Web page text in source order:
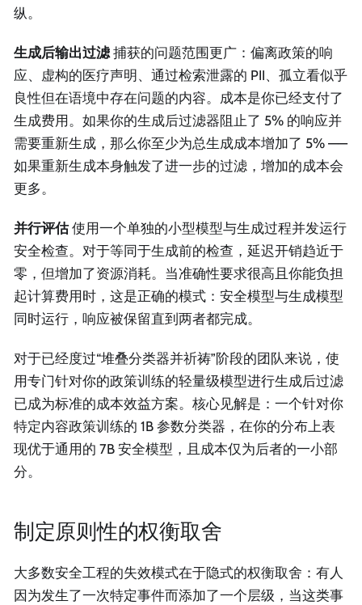
纵。
生成后输出过滤 捕获的问题范围更广：偏离政策的响
应、虚构的医疗声明、通过检索泄露的 PII、孤立看似乎
良性但在语境中存在问题的内容。成本是你已经支付了
生成费用。如果你的生成后过滤器阻止了 5% 的响应并
需要重新生成，那么你至少为总生成成本增加了 5% ——
如果重新生成本身触发了进一步的过滤，增加的成本会
更多。
并行评估使用一个单独的小型模型与生成过程并发运行
安全检查。对于等同于生成前的检查，延迟开销趋近于
零，但增加了资源消耗。当准确性要求很高且你能负担
起计算费用时，这是正确的模式：安全模型与生成模型
同时运行，响应被保留直到两者都完成。
对于已经度过“堆叠分类器并祈祷”阶段的团队来说，使
用专门针对你的政策训练的轻量级模型进行生成后过滤
已成为标准的成本效益方案。核心见解是：一个针对你
特定内容政策训练的 1B 参数分类器，在你的分布上表
现优于通用的 7B 安全模型，且成本仅为后者的一小部
分。
制定原则性的权衡取舍
大多数安全工程的失效模式在于隐式的权衡取舍：有人
因为发生了一次特定事件而添加了一个层级，当这类事